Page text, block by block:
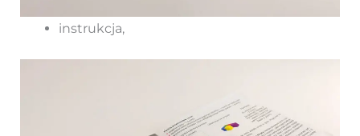
instrukcja,